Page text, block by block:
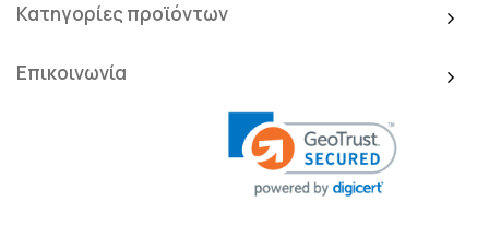
Κατηγορίες προϊόντων
Επικοινωνία